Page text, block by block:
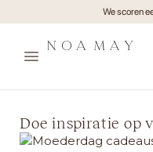
Gratis
Doe inspiratie op